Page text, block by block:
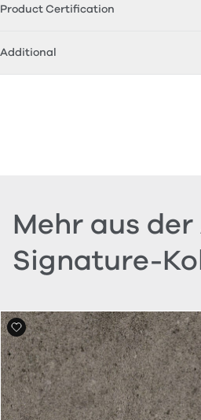
Product Certification
Additional
Mehr aus
Signature-